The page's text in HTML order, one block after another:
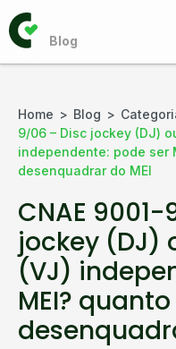
Home Blog
9/06 – Disc jockey (DJ)
independente: pode ser
desenquadrar do MEI
CNAE
jockey (DJ)
(VJ)
MEI?